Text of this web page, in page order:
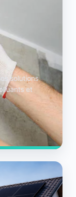
solutions
et